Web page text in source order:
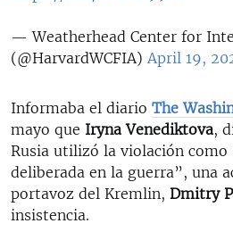
— Weatherhead Center for
(@HarvardWCFIA) April 19,
Informaba el diario The
mayo que Iryna Venediktova,
Rusia utilizó la violación
deliberada en la guerra”, una
portavoz del Kremlin, Dmitry
insistencia.